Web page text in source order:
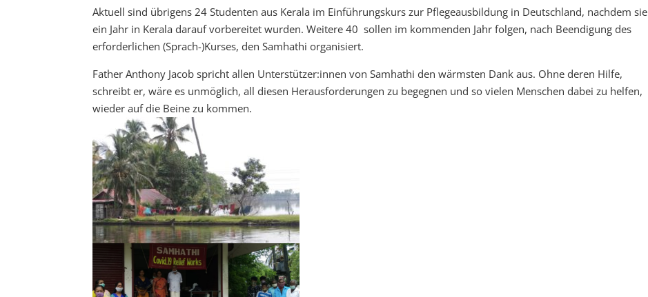
Aktuell sind übrigens 24 Studenten aus Kerala im Einführungskurs zur Pflegeausbildung in Deutschland, nachdem sie
ein Jahr in Kerala darauf vorbereitet wurden. Weitere 40 sollen im kommenden Jahr folgen, nach Beendigung des
erforderlichen (Sprach-)Kurses, den Samhathi organisiert.
Father Anthony Jacob spricht allen Unterstützer:innen von Samhathi den wärmsten Dank aus. Ohne deren Hilfe,
schreibt er, wäre es unmöglich, all diesen Herausforderungen zu begegnen und so vielen Menschen dabei zu helfen,
wieder auf die Beine zu kommen.